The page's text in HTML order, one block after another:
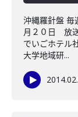
沖縄羅針盤
月２０日 放
でいごホテル
大学地域研...